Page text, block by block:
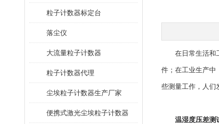
粒子计数器标定台
落尘仪
大流量粒子计数器
粒子计数器代理
尘埃粒子计数器生产厂家
便携式激光尘埃粒子计数器
在日常生活和工
件；在工业生产中
些测量工作，人们
温湿度压差测